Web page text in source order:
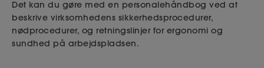
Det kan du gøre med en personalehåndbog ved at
beskrive virksomhedens sikkerhedsprocedurer,
nødprocedurer, og retningslinjer for ergonomi og
sundhed på arbejdspladsen.